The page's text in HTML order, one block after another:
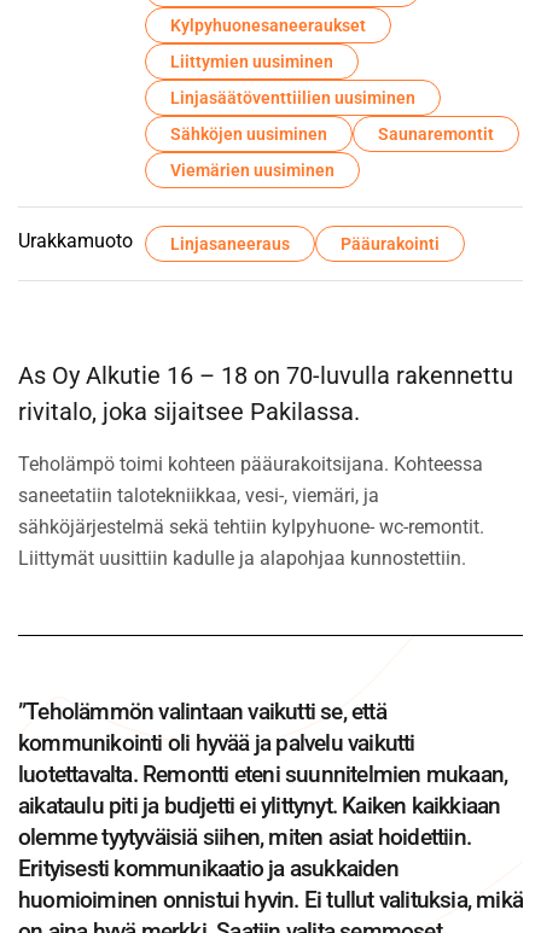
Kylpyhuonesaneeraukset
Liittymien uusiminen
Linjasäätöventtiilien uusiminen
Sähköjen uusiminen
Saunaremontit
Viemärien uusiminen
Urakkamuoto Linjasaneeraus Pääurakointi
As Oy Alkutie 16 – 18 on 70-luvulla rakennettu
rivitalo, joka sijaitsee Pakilassa.
Teholämpö toimi kohteen pääurakoitsijana. Kohteessa
saneetatiin talotekniikkaa, vesi-, viemäri, ja
sähköjärjestelmä sekä tehtiin kylpyhuone- wc-remontit.
Liittymät uusittiin kadulle ja alapohjaa kunnostettiin.
”Teholämmön valintaan vaikutti se, että
kommunikointi oli hyvää ja palvelu vaikutti
luotettavalta. Remontti eteni suunnitelmien mukaan,
aikataulu piti ja budjetti ei ylittynyt. Kaiken kaikkiaan
olemme tyytyväisiä siihen, miten asiat hoidettiin.
Erityisesti kommunikaatio ja asukkaiden
huomioiminen onnistui hyvin. Ei tullut valituksia, mikä